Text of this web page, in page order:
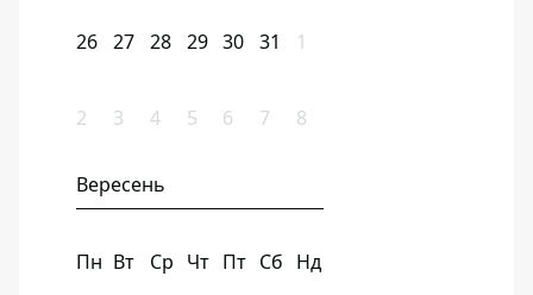
26 27 28 29 30 31 1
2 3 4 5 6 7 8
Вересень
Пн Вт Ср Чт Пт Сб Нд